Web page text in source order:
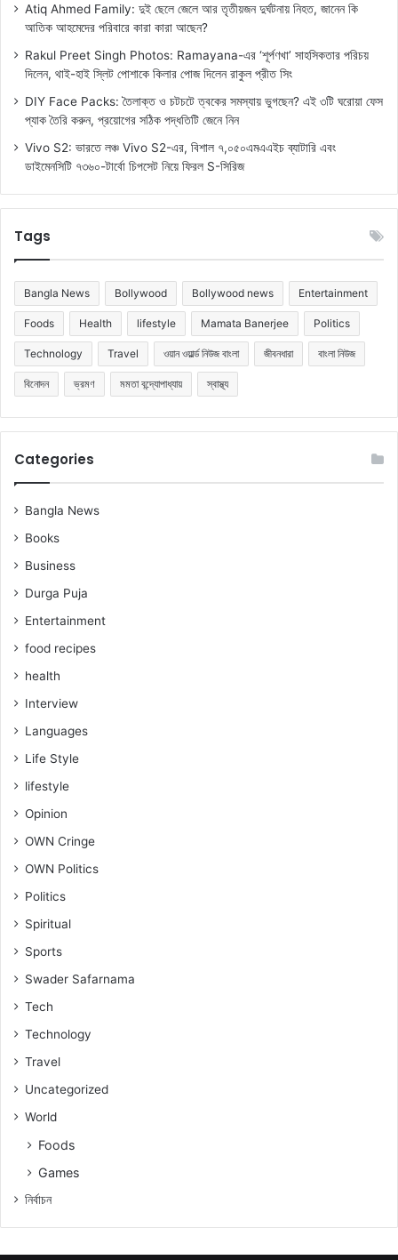
Atiq Ahmed Family: দুই ছেলে জেলে আর তৃতীয়জন দুর্ঘটনায় নিহত, জানেন কি
আতিক আহমেদের পরিবারে কারা কারা আছেন?
Rakul Preet Singh Photos: Ramayana-এর ‘শূর্পণখা’ সাহসিকতার পরিচয়
দিলেন, থাই-হাই স্লিট পোশাকে কিলার পোজ দিলেন রাকুল প্রীত সিং
DIY Face Packs: তৈলাক্ত ও চটচটে ত্বকের সমস্যায় ভুগছেন? এই ৩টি ঘরোয়া ফেস
প্যাক তৈরি করুন, প্রয়োগের সঠিক পদ্ধতিটি জেনে নিন
Vivo S2: ভারতে লঞ্চ Vivo S2-এর, বিশাল ৭,০৫০এমএএইচ ব্যাটারি এবং
ডাইমেনসিটি ৭৩৬০-টার্বো চিপসেট নিয়ে ফিরল S-সিরিজ
Tags
Bangla News Bollywood Bollywood news Entertainment
Foods Health lifestyle Mamata Banerjee Politics
Technology Travel ওয়ান ওয়ার্ল্ড নিউজ বাংলা জীবনধারা বাংলা নিউজ
বিনোদন ভ্রমণ মমতা বন্দ্যোপাধ্যায় স্বাস্থ্য
Categories
Bangla News
Books
Business
Durga Puja
Entertainment
food recipes
health
Interview
Languages
Life Style
lifestyle
Opinion
OWN Cringe
OWN Politics
Politics
Spiritual
Sports
Swader Safarnama
Tech
Technology
Travel
Uncategorized
World
Foods
Games
নিৰ্বাচন